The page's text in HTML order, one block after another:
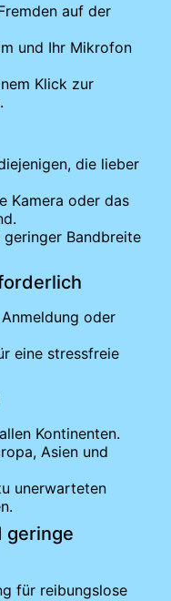
auf der
und Ihr Mikrofon
Klick zur
die lieber
Kamera oder das
Bandbreite
oder
eine stressfreie
Kontinenten.
Asien und
unerwarteten
geringe
für reibungslose